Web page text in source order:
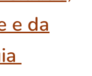
e da